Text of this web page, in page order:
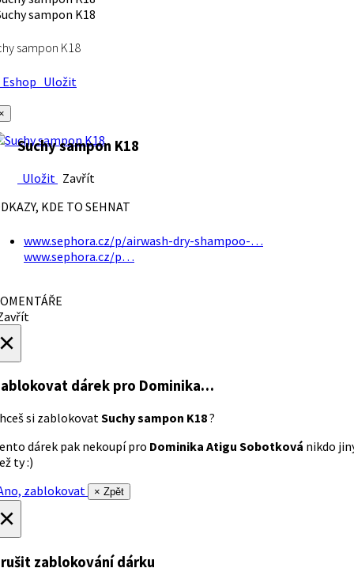
sampon K18
Uložit
Suchy sampon K18
Uložit Zavřít
KDE TO SEHNAT
www.sephora.cz/p/airwash-dry-shampoo-…
www.sephora.cz/p…
dárek pro Dominika…
si zablokovatSuchy sampon K18?
dárek pak nekoupí pro Dominika Atigu Sobotková nikdo
ty :)
zablokovat
× Zpět
zablokování dárku